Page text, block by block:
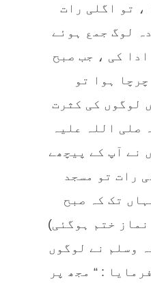
، تو اگلی رات
لوگ جمع ہوئے
کی ، جب صبح
ہوا تو
لوگوں کی کثرت
صلی اللہ علیہ
نے آپ کے پیچھے
رات تو مسجد
تک کہ صبح
ختم ہوگئی)
وسلم نے لوگوں
: “ مجھ پر